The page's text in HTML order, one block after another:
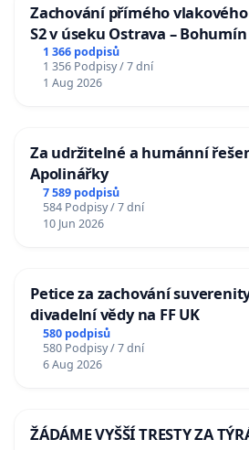
Zachování přímého
S2 v úseku Ostrava –
u Jablunkova
1 366 podpisů
1 356 Podpisy / 7 dní
1 Aug 2026
Za udržitelné a humánní
Apolinářky
7 589 podpisů
584 Podpisy / 7 dní
10 Jun 2026
Petice za zachování
divadelní vědy na FF UK
580 podpisů
580 Podpisy / 7 dní
6 Aug 2026
ŽÁDÁME VYŠŠÍ TRESTY ZA